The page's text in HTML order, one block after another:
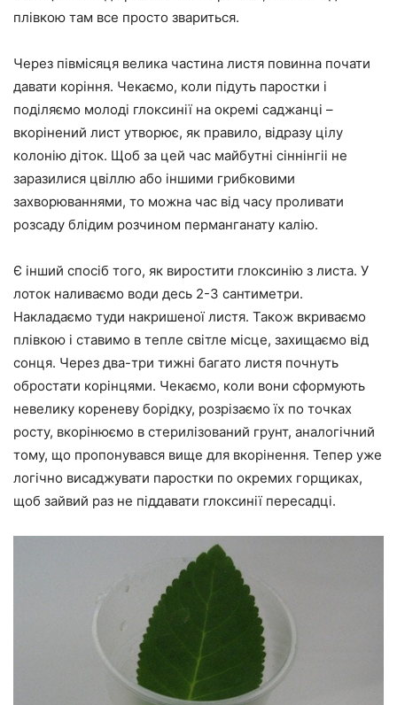
плівкою там все просто звариться.
Через півмісяця велика частина листя повинна почати
давати коріння. Чекаємо, коли підуть паростки і
поділяємо молоді глоксинії на окремі саджанці –
вкорінений лист утворює, як правило, відразу цілу
колонію діток. Щоб за цей час майбутні сіннінгіі не
заразилися цвіллю або іншими грибковими
захворюваннями, то можна час від часу проливати
розсаду блідим розчином перманганату калію.
Є інший спосіб того, як виростити глоксинію з листа. У
лоток наливаємо води десь 2-3 сантиметри.
Накладаємо туди накришеної листя. Також вкриваємо
плівкою і ставимо в тепле світле місце, захищаємо від
сонця. Через два-три тижні багато листя почнуть
обростати корінцями. Чекаємо, коли вони сформують
невелику кореневу борідку, розрізаємо їх по точках
росту, вкорінюємо в стерилізований грунт, аналогічний
тому, що пропонувався вище для вкорінення. Тепер уже
логічно висаджувати паростки по окремих горщиках,
щоб зайвий раз не піддавати глоксинії пересадці.